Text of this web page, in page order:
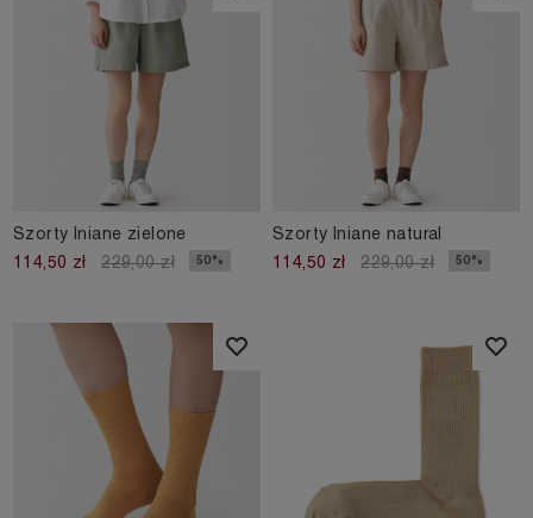
Szorty lniane zielone
114,50 zł
229,00 zł 50%
Szorty lniane natural
114,50 zł
229,00 zł 50%